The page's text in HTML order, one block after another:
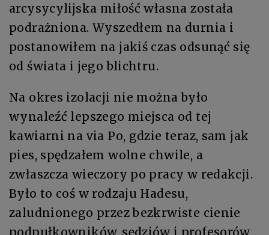
arcysycylijska miłość własna została
podrażniona. Wyszedłem na durnia i
postanowiłem na jakiś czas odsunąć się
od świata i jego blichtru.
Na okres izolacji nie można było
wynaleźć lepszego miejsca od tej
kawiarni na via Po, gdzie teraz, sam jak
pies, spędzałem wolne chwile, a
zwłaszcza wieczory po pracy w redakcji.
Było to coś w rodzaju Hadesu,
zaludnionego przez bezkrwiste cienie
podpułkowników, sędziów i profesorów